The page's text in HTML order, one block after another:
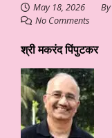
May 18, 2026 By
No Comments
श्री मकरंद पिंपुटकर